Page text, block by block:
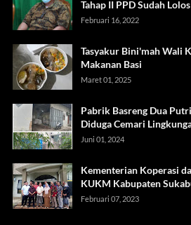
Tahap II PPD Sudah Lolos
Februari 16, 2022
Tasyakur Bini'mah Wali
Makanan Basi
Maret 01, 2025
Pabrik Basreng Dua
Diduga Cemari
Juni 01, 2024
Kementerian Koperasi
KUKM Kabupaten
Februari 07, 2023